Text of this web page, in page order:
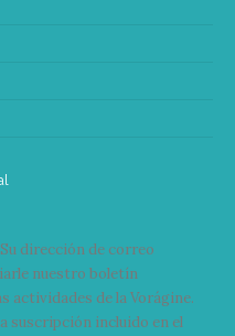
Su dirección de correo
nuestro boletín
actividades de la Vorágine.
suscripción incluido en el